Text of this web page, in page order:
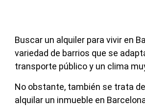
Buscar un alquiler para vivir en
variedad de barrios que se
transporte público y un clima
No obstante, también se trata
alquilar un inmueble en